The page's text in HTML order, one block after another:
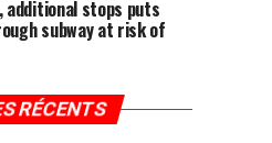
additional stops puts
subway at risk of
RÉCENTS